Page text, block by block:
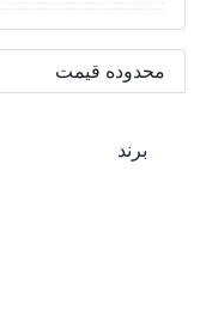
محدوده قیمت
برند